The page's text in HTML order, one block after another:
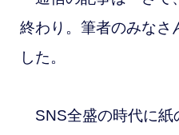
終わり。筆者のみなさ
した。
SNS全盛の時代に紙